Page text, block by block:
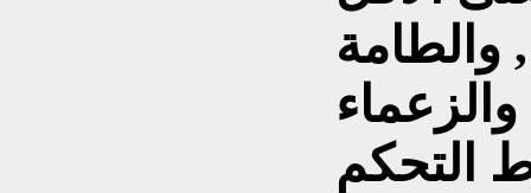
والطامة
التحكم